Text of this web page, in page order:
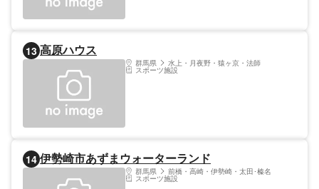
ライダーやジャグジーなど、子どもから大人
まで楽しめる設備が充実している。
13 高原ハウス
群馬県 水上・月夜野・猿ヶ京・法師
スポーツ施設
14 伊勢崎市あずまウォーターランド
群馬県 前橋・高崎・伊勢崎・太田･榛名
スポーツ施設